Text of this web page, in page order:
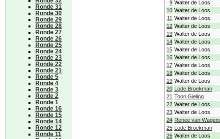
Ronde 31
Ronde 30
Ronde 29
Ronde 28
Ronde 27
Ronde 26
Ronde 25
Ronde 24
Ronde 23
Ronde 22
Ronde 21
Ronde 5
Ronde 4
Ronde 3
Ronde 2
Ronde 1
Ronde 16
Ronde 15
Ronde 14
Ronde 12
Ronde 11
9 Walter de Loos
10 Walter de Loos
11 Walter de Loos
12 Walter de Loos
13 Walter de Loos
14 Walter de Loos
15 Walter de Loos
16 Walter de Loos
17 Walter de Loos
18 Walter de Loos
19 Walter de Loos
20 Lode Broekman
21 Toon Gieling
22 Walter de Loos
23 Walter de Loos
24 Renee van
25 Lode Broekman
26 Walter de Loos